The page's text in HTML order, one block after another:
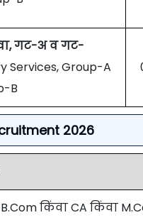
गट-अ व गट-
Services, Group-A
B
2026
किंवा CA किंवा